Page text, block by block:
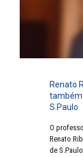
Renato
também
S.Paulo
O
Renato
de